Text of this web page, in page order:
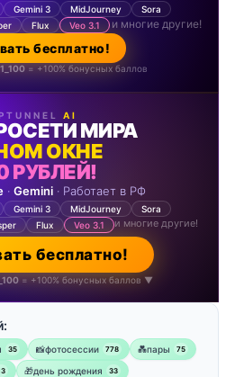
Gemini 3 MidJourney
Sora
Flux Veo 3.1 и многие другие!
бесплатно!
= +100% бонусных баллов
AI
МИРА
ОКНЕ
РУБЛЕЙ!
· Gemini · Работает в РФ
Gemini 3 MidJourney
Sora
Flux Veo 3.1 и многие другие!
бесплатно!
= +100% бонусных баллов ▼
35 📸фотосессии 778 💑пары 75
🎁день рождения 33